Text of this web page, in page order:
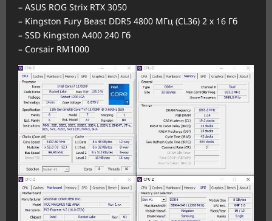
– ASUS ROG Strix RTX 3050
– Kingston Fury Beast DDR5 4800 МГц (CL36) 2 х 16 Гб
– SSD Kingston A400 240 Гб
– Corsair RM1000